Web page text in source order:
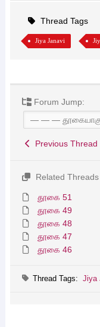
Thread Tags
Jiya Janavi
Forum Jump:
Previous Thread
Related Threads
தூகை 51
தூகை 49
தூகை 48
தூகை 47
தூகை 46
Thread Tags: Jiya